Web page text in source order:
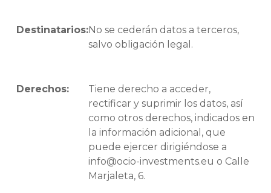
Destinatarios:No se cederán datos a terceros,
salvo obligación legal.
Derechos:
Tiene derecho a acceder,
rectificar y suprimir los datos, así
como otros derechos, indicados en
la información adicional, que
puede ejercer dirigiéndose a
info@ocio-investments.eu o Calle
Marjaleta, 6.